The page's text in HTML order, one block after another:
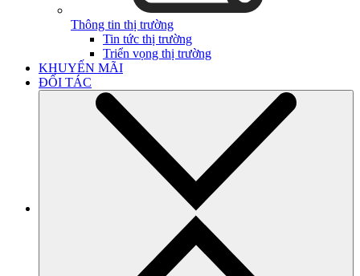
Thông tin thị trường
Tin tức thị trường
Triển vọng thị trường
KHUYẾN MÃI
ĐỐI TÁC